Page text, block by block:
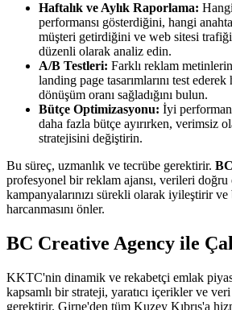
Haftalık ve Aylık Raporlama:
performansı gösterdiğini, hangi
müşteri getirdiğini ve web sitesi
düzenli olarak analiz edin.
A/B Testleri: Farklı reklam
landing page tasarımlarını test
dönüşüm oranı sağladığını bulun.
Bütçe Optimizasyonu: İyi
daha fazla bütçe ayırırken, verimsiz
stratejisini değiştirin.
Bu süreç, uzmanlık ve tecrübe gerektirir.
profesyonel bir reklam ajansı, verileri
kampanyalarınızı sürekli olarak iyileştirir
harcanmasını önler.
BC Creative Agency ile
KKTC'nin dinamik ve rekabetçi emlak
kapsamlı bir strateji, yaratıcı içerikler ve
gerektirir. Girne'den tüm Kuzey Kıbrıs'a